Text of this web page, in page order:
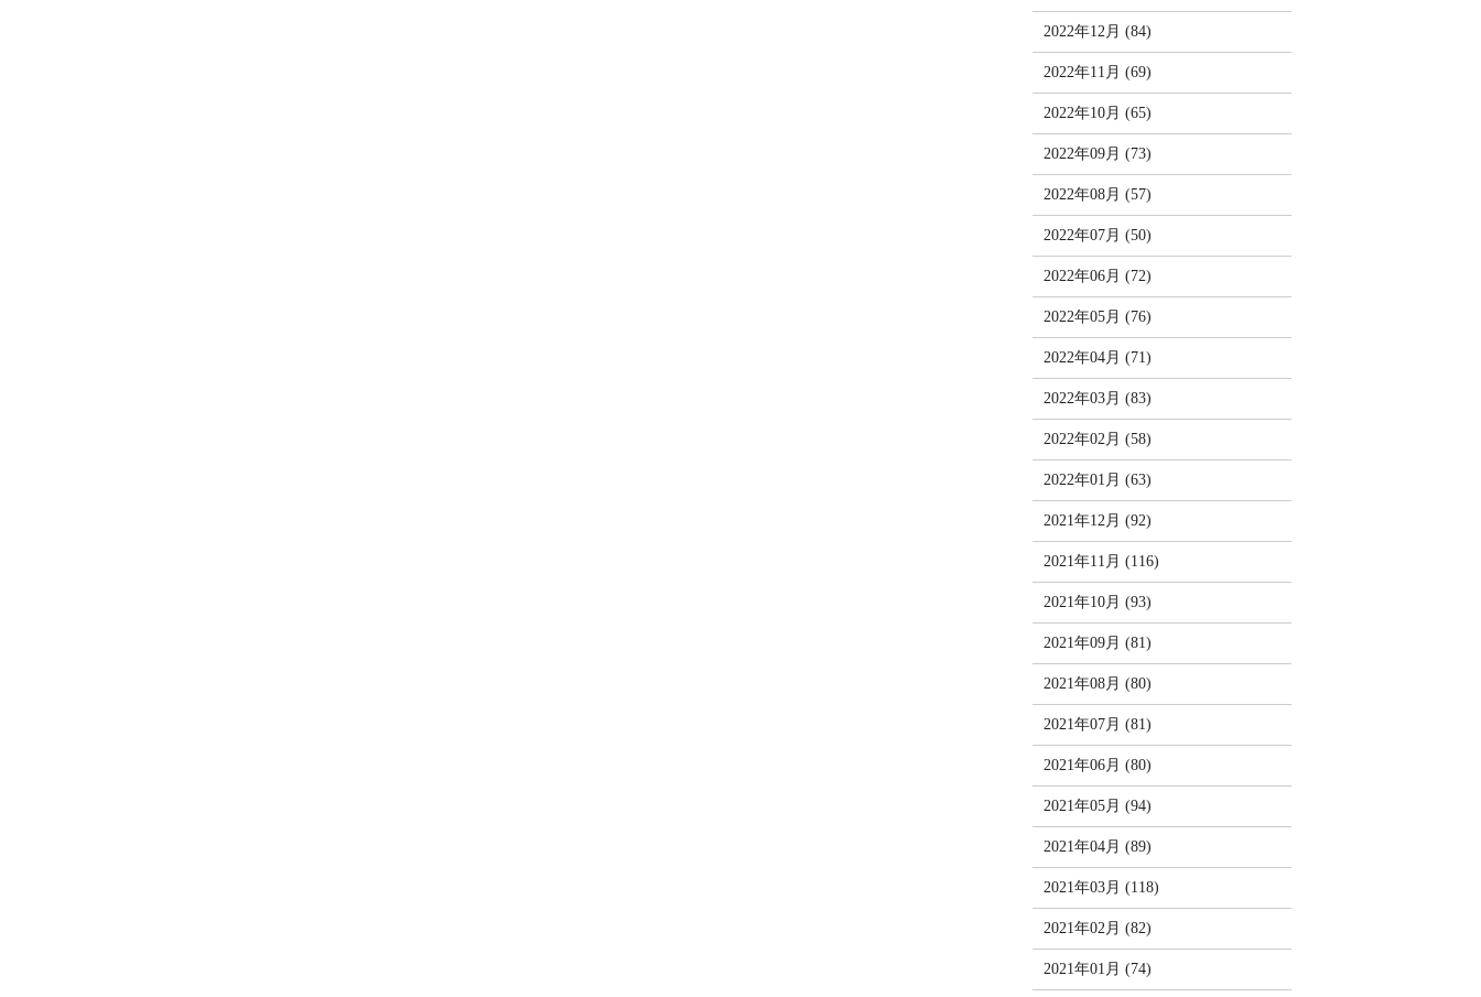
2022年12月 (84)
2022年11月 (69)
2022年10月 (65)
2022年09月 (73)
2022年08月 (57)
2022年07月 (50)
2022年06月 (72)
2022年05月 (76)
2022年04月 (71)
2022年03月 (83)
2022年02月 (58)
2022年01月 (63)
2021年12月 (92)
2021年11月 (116)
2021年10月 (93)
2021年09月 (81)
2021年08月 (80)
2021年07月 (81)
2021年06月 (80)
2021年05月 (94)
2021年04月 (89)
2021年03月 (118)
2021年02月 (82)
2021年01月 (74)